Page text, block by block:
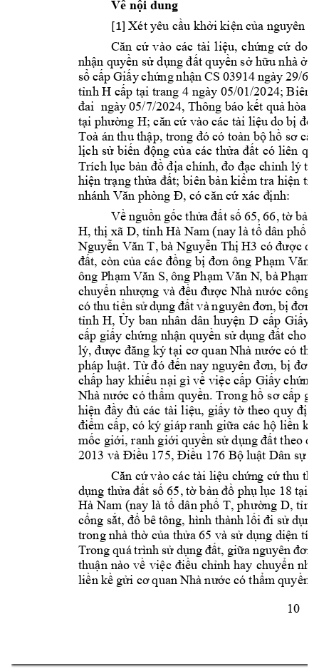
10
Về nội dung
[1] Xét yêu cầu khởi kiện của nguyên
Căn cứ vào các tài liệu, chứng cứ do
nhận quyền sử dụng đất quyền sở hữu nhà ở
sổ cấp Giấy chứng nhận CS 03914 ngày 29/6/
tỉnh H cấp tại trang 4 ngày 05/01/2024; Biên
đai  ngày 05/7/2024, Thông báo kết quả hòa
tại phường H; căn cứ vào các tài liệu do bị
Toà án thu thập, trong đó có toàn bộ hồ sơ
lịch sử biến động của các thửa đất có liên
Trích lục bản đồ địa chính, đo đạc chỉnh lý
hiện trạng thửa đất; biên bản kiểm tra hiện
nhánh Văn phòng Đ, có căn cứ xác định:
Về nguồn gốc thửa đất số 65, 66, tờ bản
H, thị xã D, tỉnh Hà Nam (nay là tổ dân phố
Nguyễn Văn T, bà Nguyễn Thị H3 có được
đất, còn của các đồng bị đơn ông Phạm Văn
ông Phạm Văn S, ông Phạm Văn N, bàPhạm
chuyển nhượng và đều được Nhà nước công
có thu tiền sử dụng đất và nguyên đơn, bị đơn
tỉnh H, Ủy ban nhân dân huyện D cấp Giấy
cấp giấy chứng nhận quyền sử dụng đất cho
lý, được đăng ký tại cơ quan Nhà nước có
pháp luật. Từ đó đến nay nguyên đơn, bị đơn
chấp hay khiếu nại gì về việc cấp Giấy chứng
Nhà nước có thẩm quyền. Trong hồ sơ cấp gi
hiện đầy đủ các tài liệu, giấy tờ theo quy đ
điểm cấp, có ký giáp ranh giữa các hộ liền kề
mốc giới, ranh giới quyền sử dụng đất theo
2013 và Điều 175, Điều 176 Bộ luật Dân sự
Căn cứ vào các tài liệu chứng cứ thu thậ
dụng thửa đất số 65, tờ bản đồ phụ lục 18 tại
Hà Nam (nay là tổ dân phố T, phường D,
cổng sắt, đổ bê tông, hình thành lối đi sử
trong nhà thờ của thửa 65 và sử dụng diện
Trong quá trình sử dụng đất, giữa nguyên đơn
thuận nào về việc điều chỉnh hay chuyển
liền kề gửi cơ quan Nhà nước có thẩm quyền